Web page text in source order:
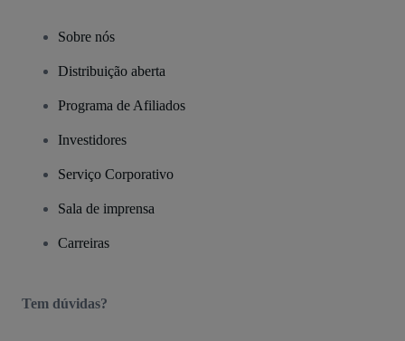
Sobre nós
Distribuição aberta
Programa de Afiliados
Investidores
Serviço Corporativo
Sala de imprensa
Carreiras
Tem dúvidas?